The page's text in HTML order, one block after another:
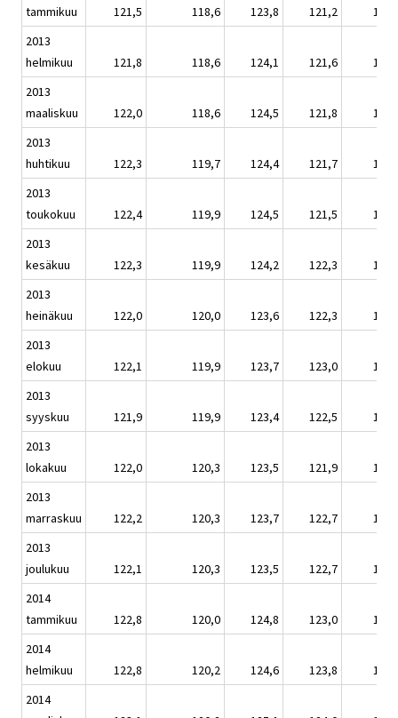
tammikuu
121,5 118,6 123,8 121,2
2013
helmikuu
121,8 118,6 124,1 121,6
2013
maaliskuu
122,0 118,6 124,5 121,8
2013
huhtikuu
122,3 119,7 124,4 121,7
2013
toukokuu
122,4 119,9 124,5 121,5
2013
kesäkuu
122,3 119,9 124,2 122,3
2013
heinäkuu
122,0 120,0 123,6 122,3
2013
elokuu
122,1 119,9 123,7 123,0
2013
syyskuu
121,9 119,9 123,4 122,5
2013
lokakuu
122,0 120,3 123,5 121,9
2013
marraskuu
122,2 120,3 123,7 122,7
2013
joulukuu
122,1 120,3 123,5 122,7
2014
tammikuu
122,8 120,0 124,8 123,0
2014
helmikuu
122,8 120,2 124,6 123,8
2014